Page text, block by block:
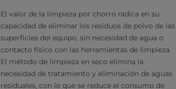
El valor de la limpieza por chorro radica en su
capacidad de eliminar los residuos de polvo de las
superficies del equipo, sin necesidad de agua o
contacto físico con las herramientas de limpieza.
El método de limpieza en seco elimina la
necesidad de tratamiento y eliminación de aguas
residuales, con lo que se reduce el consumo de